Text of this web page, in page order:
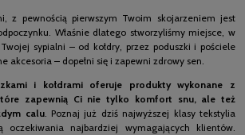
z pewnością pierwszym Twoim skojarzeniem jest
Właśnie dlatego stworzyliśmy miejsce, w
sypialni – od kołdry, przez poduszki i pościele
akcesoria – dopełni się i zapewni zdrowy sen.
i kołdrami oferuje produkty wykonane z
zapewnią Ci nie tylko komfort snu, ale też
calu. Poznaj już dziś najwyższej klasy tekstylia
oczekiwania najbardziej wymagających klientów.